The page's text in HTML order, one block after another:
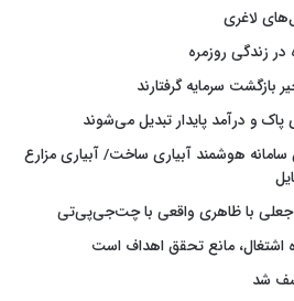
لاغری
در زندگی روزمره
بازگشت سرمایه گرفتارند
و درآمد پایدار تبدیل می‌شوند
سامانه هوشمند آبیاری ساخت/ آبیاری مزارع
جعلی با ظاهری واقعی با چت‌جی‌پی‌تی
اشتغال، مانع تحقق اهداف است
شد